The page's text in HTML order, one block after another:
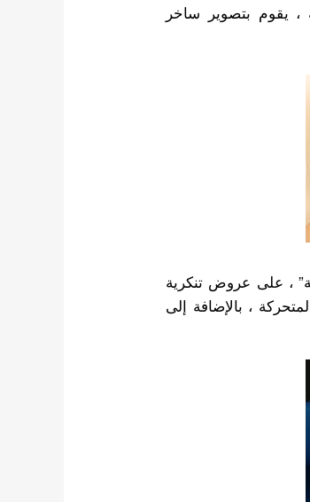
، يقوم بتصوير ساخر
، على عروض تنكرية
، بالإضافة إلى